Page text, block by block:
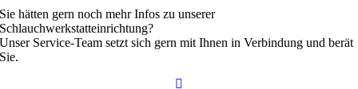
Sie hätten gern noch mehr Infos zu unserer
Schlauchwerkstatteinrichtung?
Unser Service-Team setzt sich gern mit Ihnen in Verbindung und berät
Sie.